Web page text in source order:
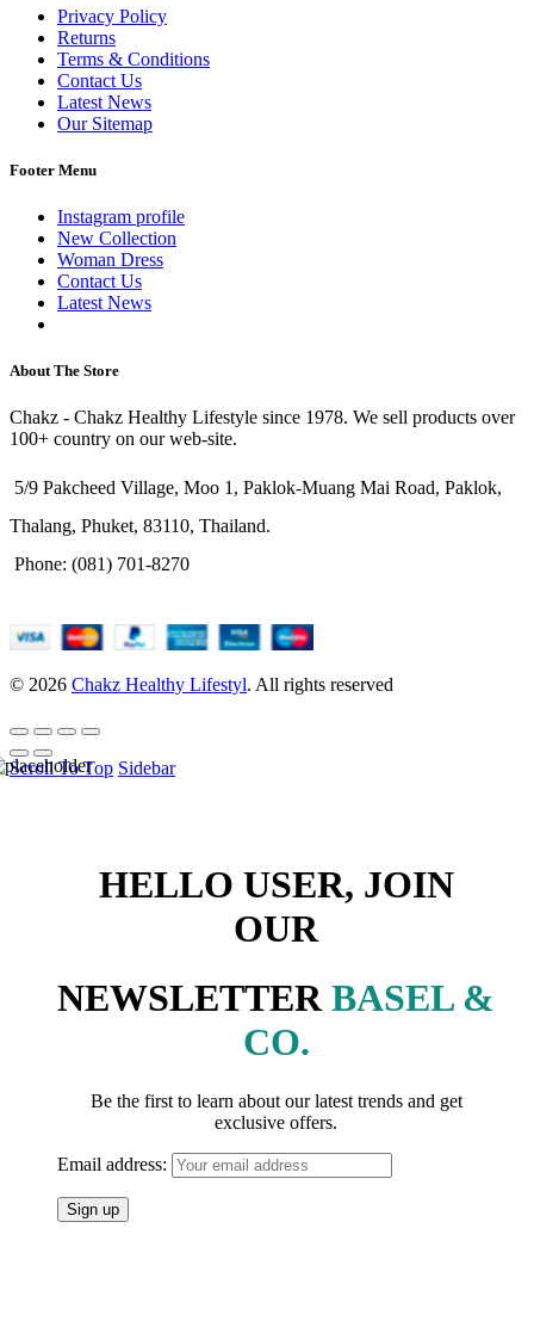
Privacy Policy
Returns
Terms & Conditions
Contact Us
Latest News
Our Sitemap
Footer Menu
Instagram profile
New Collection
Woman Dress
Contact Us
Latest News
About The Store
Chakz - Chakz Healthy Lifestyle since 1978. We sell products over
100+ country on our web-site.
5/9 Pakcheed Village, Moo 1, Paklok-Muang Mai Road, Paklok,
Thalang, Phuket, 83110, Thailand.
Phone: (081) 701-8270
© 2026 Chakz Healthy Lifestyl. All rights reserved
Scroll To Top Sidebar
HELLO USER, JOIN
OUR
NEWSLETTERBASEL &
CO.
Be the first to learn about our latest trends and get
exclusive offers.
Email address: